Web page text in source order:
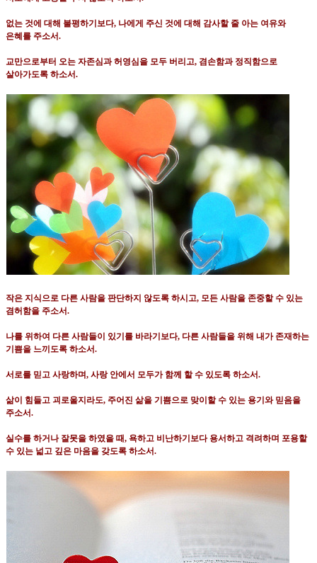
없는 것에 대해 불평하기보다, 나에게 주신 것에 대해 감사할 줄 아는 여유와
은혜를 주소서.
교만으로부터 오는 자존심과 허영심을 모두 버리고, 겸손함과 정직함으로
살아가도록 하소서.
작은 지식으로 다른 사람을 판단하지 않도록 하시고, 모든 사람을 존중할 수 있는
겸허함을 주소서.
나를 위하여 다른 사람들이 있기를 바라기보다, 다른 사람들을 위해 내가 존재하는
기쁨을 느끼도록 하소서.
서로를 믿고 사랑하며, 사랑 안에서 모두가 함께 할 수 있도록 하소서.
삶이 힘들고 괴로울지라도, 주어진 삶을 기쁨으로 맞이할 수 있는 용기와 믿음을
주소서.
실수를 하거나 잘못을 하였을 때, 욕하고 비난하기보다 용서하고 격려하며 포용할
수 있는 넓고 깊은 마음을 갖도록 하소서.